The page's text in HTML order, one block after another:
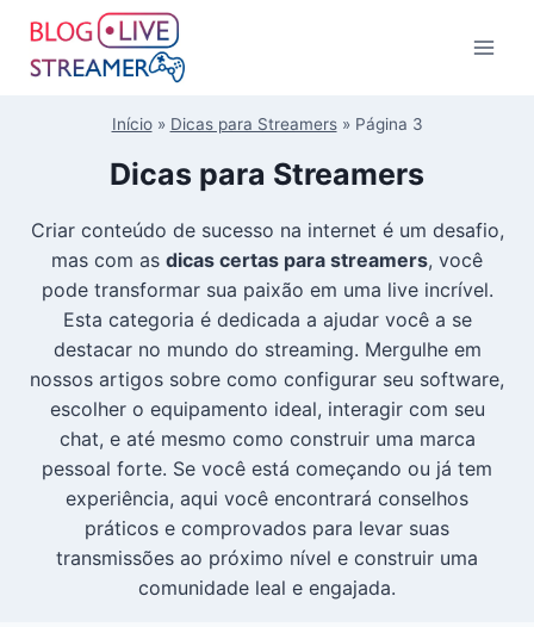
Início» Dicas para Streamers» Página 3
Dicas para Streamers
Criar conteúdo de sucesso na internet é um desafio,
mas com as dicas certas para streamers, você
pode transformar sua paixão em uma live incrível.
Esta categoria é dedicada a ajudar você a se
destacar no mundo do streaming. Mergulhe em
nossos artigos sobre como configurar seu software,
escolher o equipamento ideal, interagir com seu
chat, e até mesmo como construir uma marca
pessoal forte. Se você está começando ou já tem
experiência, aqui você encontrará conselhos
práticos e comprovados para levar suas
transmissões ao próximo nível e construir uma
comunidade leal e engajada.